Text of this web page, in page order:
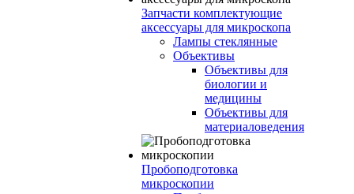
Запчасти комплектующие
аксессуары для микроскопа
Лампы стеклянные
Объективы
Объективы для
биологии и
медицины
Объективы для
материаловедения
Пробоподготовка
микроскопии